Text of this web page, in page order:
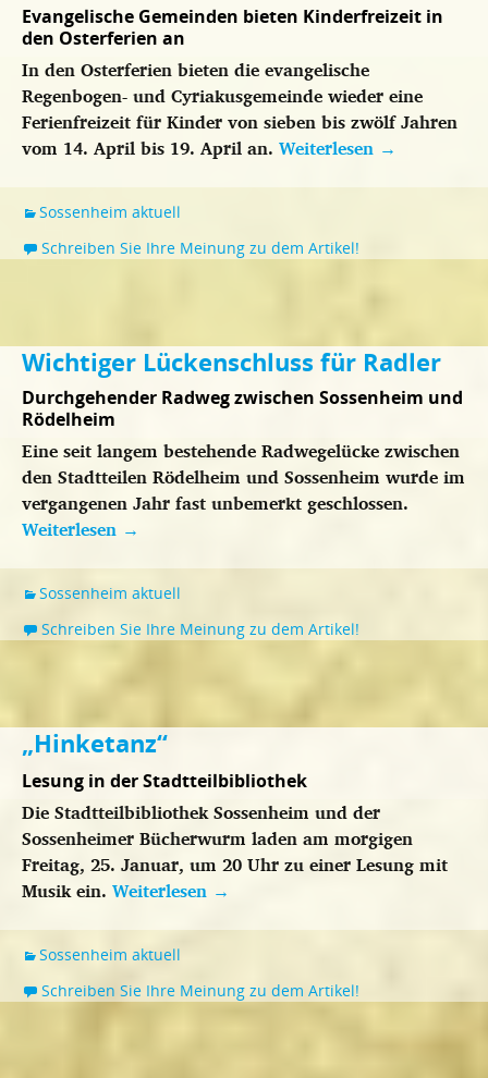
Evangelische Gemeinden bieten Kinderfreizeit in
den Osterferien an
In den Osterferien bieten die evangelische
Regenbogen- und Cyriakusgemeinde wieder eine
Ferienfreizeit für Kinder von sieben bis zwölf Jahren
vom 14. April bis 19. April an. Weiterlesen →
Sossenheim aktuell
Schreiben Sie Ihre Meinung zu dem Artikel!
Wichtiger Lückenschluss für Radler
Durchgehender Radweg zwischen Sossenheim und
Rödelheim
Eine seit langem bestehende Radwegelücke zwischen
den Stadtteilen Rödelheim und Sossenheim wurde im
vergangenen Jahr fast unbemerkt geschlossen.
Weiterlesen →
Sossenheim aktuell
Schreiben Sie Ihre Meinung zu dem Artikel!
„Hinketanz“
Lesung in der Stadtteilbibliothek
Die Stadtteilbibliothek Sossenheim und der
Sossenheimer Bücherwurm laden am morgigen
Freitag, 25. Januar, um 20 Uhr zu einer Lesung mit
Musik ein. Weiterlesen →
Sossenheim aktuell
Schreiben Sie Ihre Meinung zu dem Artikel!